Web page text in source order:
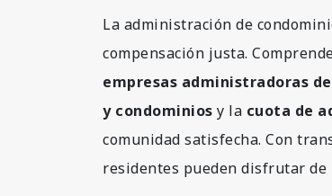
La administración de
compensación justa.
empresas administradoras
y condominios y la cuota de
comunidad satisfecha. Con
residentes pueden disfrutar